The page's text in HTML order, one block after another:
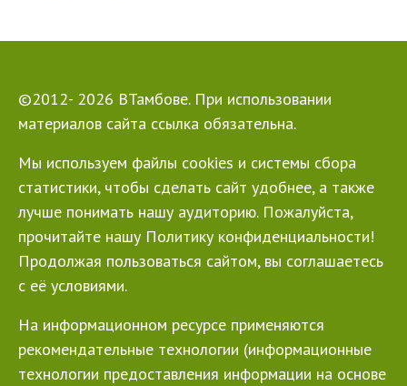
©2012- 2026 ВТамбове. При использовании
материалов сайта ссылка обязательна.
Мы используем файлы cookies и системы сбора
статистики, чтобы сделать сайт удобнее, а также
лучше понимать нашу аудиторию. Пожалуйста,
прочитайте нашу Политику конфиденциальности!
Продолжая пользоваться сайтом, вы соглашаетесь
с её условиями.
На информационном ресурсе применяются
рекомендательные технологии (информационные
технологии предоставления информации на основе